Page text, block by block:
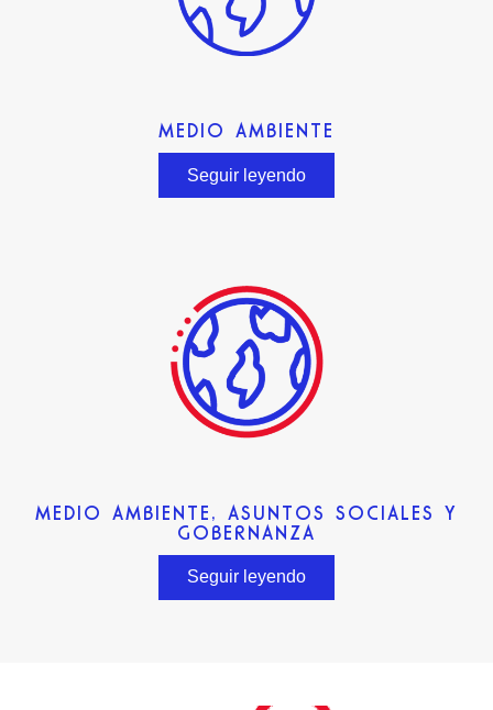
MEDIO AMBIENTE
Seguir leyendo
MEDIO AMBIENTE, ASUNTOS SOCIALES Y
GOBERNANZA
Seguir leyendo